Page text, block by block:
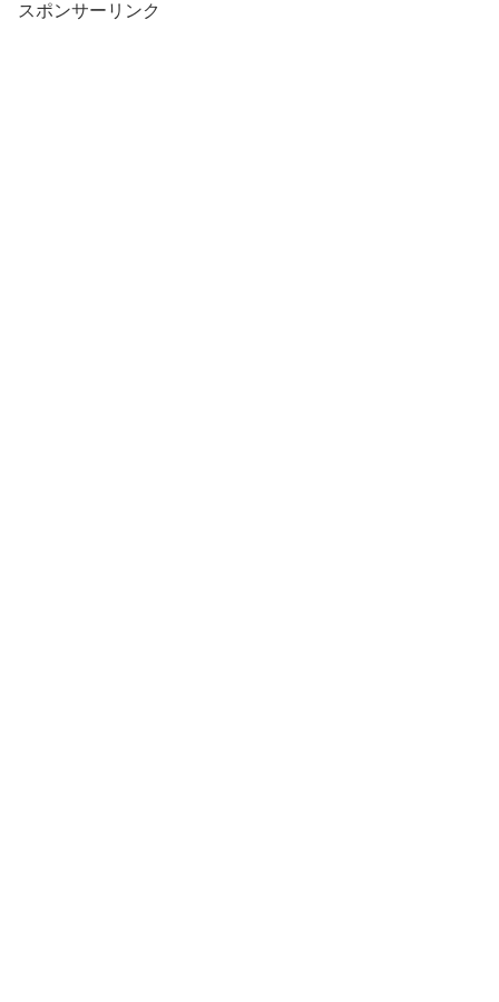
スポンサーリンク